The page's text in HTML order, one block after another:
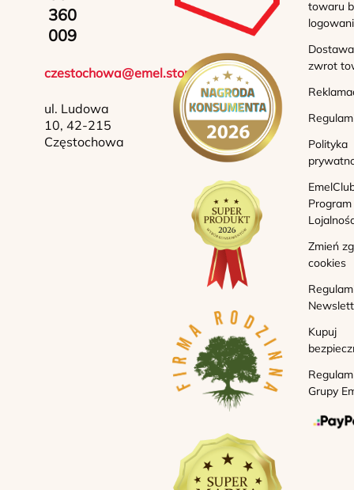
360
009
czestochowa@emel.store
ul. Ludowa
10, 42-215
Częstochowa
towaru
zwrot
Polityka
Program
Zmień
cookies
Kupuj
Grupy